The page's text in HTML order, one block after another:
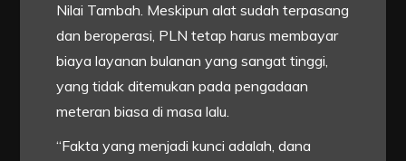
Nilai Tambah. Meskipun alat sudah terpasang
dan beroperasi, PLN tetap harus membayar
biaya layanan bulanan yang sangat tinggi,
yang tidak ditemukan pada pengadaan
meteran biasa di masa lalu.
“Fakta yang menjadi kunci adalah, dana